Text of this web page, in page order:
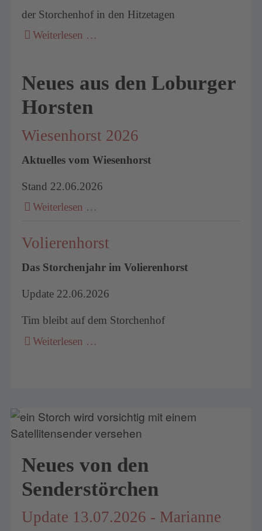
der Storchenhof in den Hitzetagen
Weiterlesen …
Neues aus den Loburger
Horsten
Wiesenhorst 2026
Aktuelles vom Wiesenhorst
Stand 22.06.2026
Weiterlesen …
Volierenhorst
Das Storchenjahr im Volierenhorst
Update 22.06.2026
Tim bleibt auf dem Storchenhof
Weiterlesen …
Neues von den
Senderstörchen
Update 13.07.2026 - Marianne